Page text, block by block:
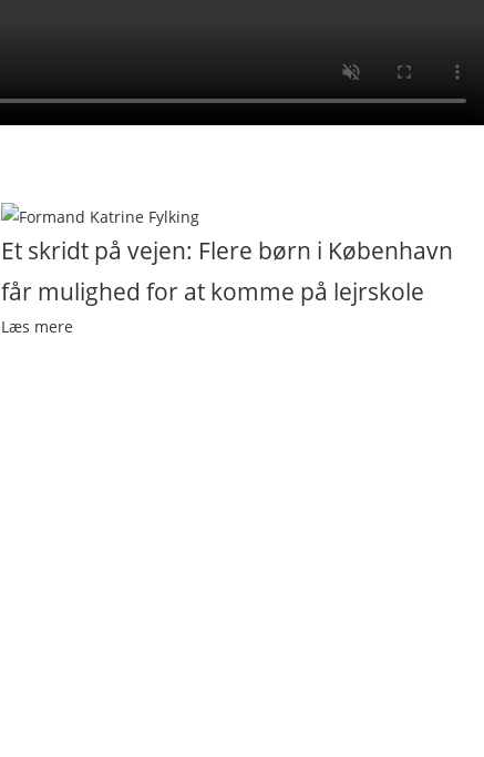
Et skridt på vejen: Flere børn i København
får mulighed for at komme på lejrskole
Læs mere